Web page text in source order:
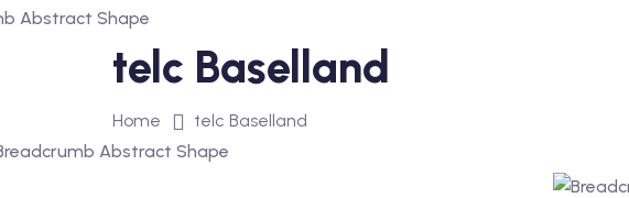
telc Baselland
Home telc Baselland